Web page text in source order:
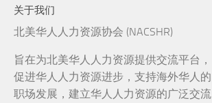
关于我们
北美华人人力资源协会 (NACSHR)
旨在为北美华人人力资源提供交流平台，
促进华人人力资源进步，支持海外华人的
职场发展，建立华人人力资源的广泛交流